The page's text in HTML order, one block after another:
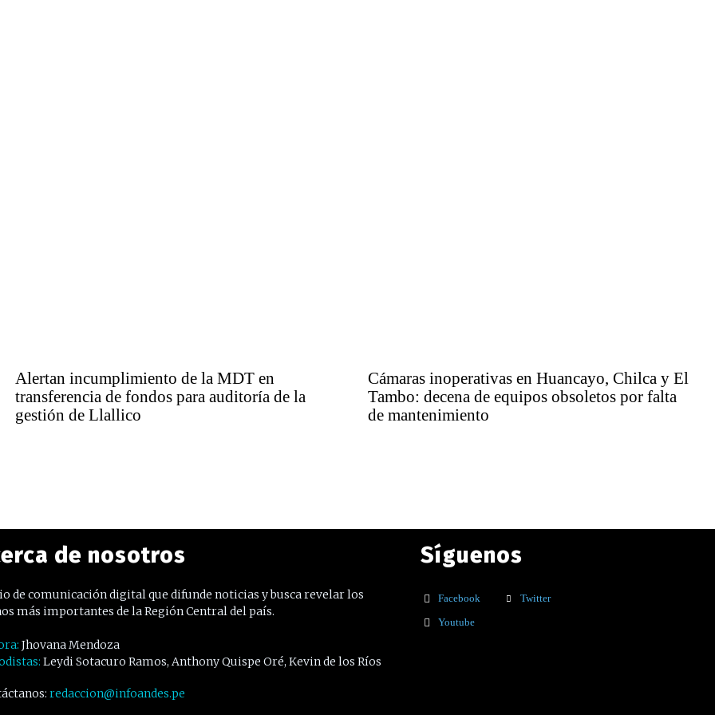
Alertan incumplimiento de la MDT en
transferencia de fondos para auditoría de la
gestión de Llallico
Cámaras inoperativas en Huancayo, Chilca y El
Tambo: decena de equipos obsoletos por falta
de mantenimiento
de nosotros
de comunicación digital que difunde noticias y busca revelar los
más importantes de la Región Central del país.
Jhovana Mendoza
Leydi Sotacuro Ramos, Anthony Quispe Oré, Kevin de los Ríos
redaccion@infoandes.pe
Síguenos
Facebook
Twitter
Youtube